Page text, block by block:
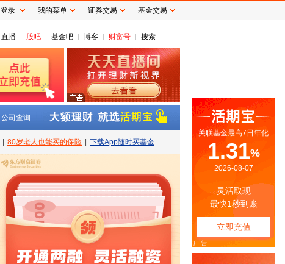
直播 股吧 基金吧 博客 财富号 搜索
公司查询
80岁老人也能买的保险 下载App随时买基金
登录 我的菜单 证券交易 基金交易